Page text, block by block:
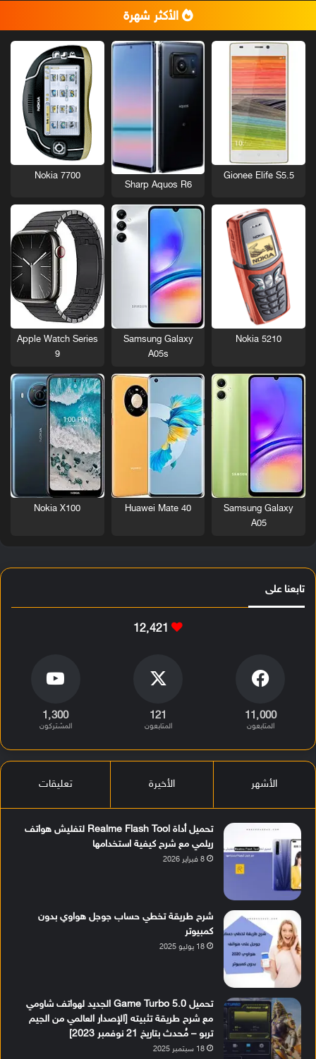
الأكثر شهرة
Gionee Elife S5.5
Sharp Aquos R6
Nokia 7700
Nokia 5210
Samsung Galaxy
A05s
Apple Watch Series
9
Samsung Galaxy
A05
Huawei Mate 40
Nokia X100
تابعنا على
12٬421
11٬000
المتابعون
121
المتابعون
1٬300
المشتركون
الأشهر الأخيرة تعليقات
تحميل أداة Realme Flash Tool لتفليش هواتف
ريلمي مع شرح كيفية استخدامها
8 فبراير 2026
شرح طريقة تخطي حساب جوجل هواوي بدون
كمبيوتر
18 يوليو 2025
تحميل Game Turbo 5.0 الجديد لهواتف شاومي
مع شرح طريقة تثبيته [الإصدار العالمي من الجيم
تربو – مُحدث بتاريخ 21 نوفمبر 2023]
18 سبتمبر 2025